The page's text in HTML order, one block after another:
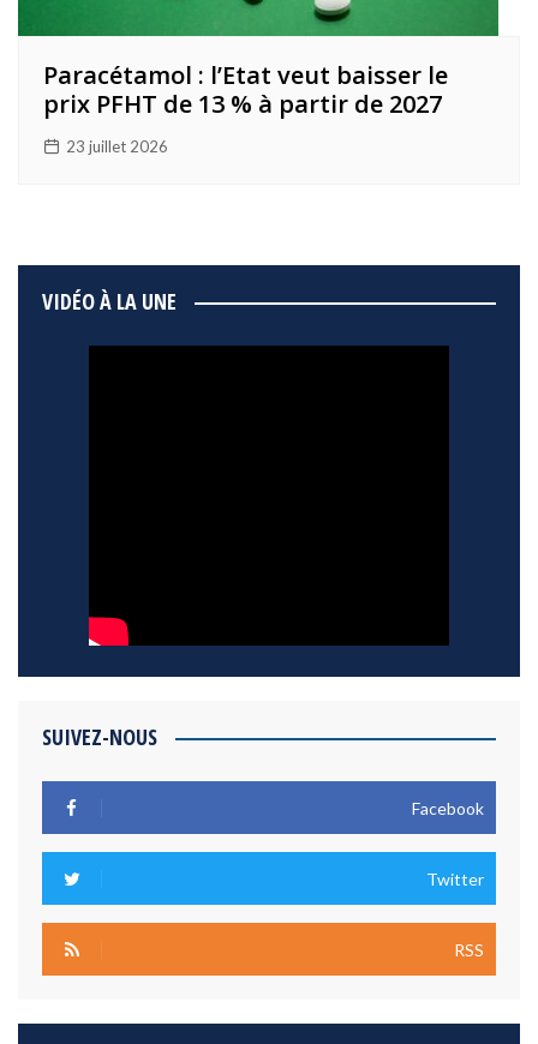
Paracétamol : l’Etat veut baisser le
prix PFHT de 13 % à partir de 2027
23 juillet 2026
VIDÉO À LA UNE
SUIVEZ-NOUS
Facebook
Twitter
RSS